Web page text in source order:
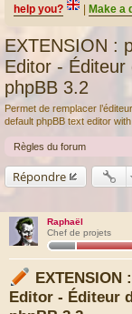
help you?
Make a
EXTENSION :
Editor -
phpBB 3.2
Permet de remplacer
default phpBB text editor
Règles du forum
Répondre
Raphaël
Chef de projets
EXTENSION
Editor - Éditeur